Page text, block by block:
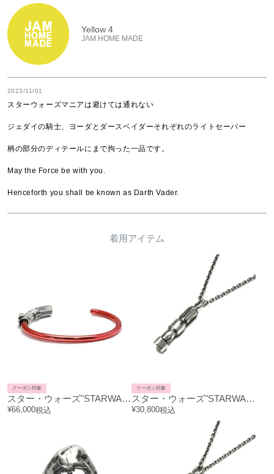
Yellow 4
JAM HOME MADE
2023/11/01
スターウォーズマニアは避けては通れない
ジェダイの騎士、ヨーダとダースベイダーそれぞれのライトセーバー
柄の部分のディテールにまで拘った一品です。
May the Force be with you.
Henceforth you shall be known as Darth Vader.
着用アイテム
スター・ウォーズ"STARWARS™"ライトセーバーバングル-DARTHVADER™-/ブレスレット
クーポン対象
¥66,000税込
スター・ウォーズ"STARWARS™"ライトセーバーネックレス-MASTERYODA-
クーポン対象
¥30,800税込